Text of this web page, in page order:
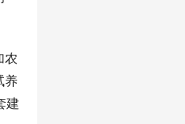
农
养
建